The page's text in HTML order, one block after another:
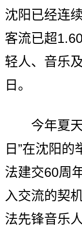
沈阳已经连
客流已超
轻人、音乐
日。
今年夏天
日”在沈阳
法建交60周
入交流的契
法先锋音乐